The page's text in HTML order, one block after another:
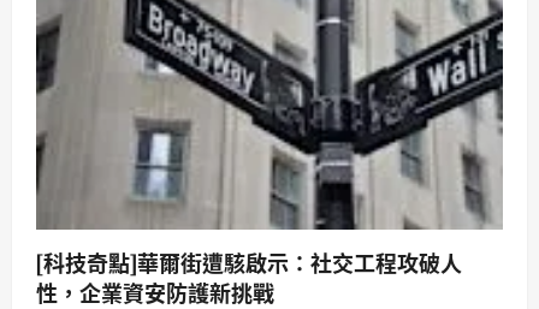
[科技奇點]華爾街遭駭啟示：社交工程攻破人
性，企業資安防護新挑戰